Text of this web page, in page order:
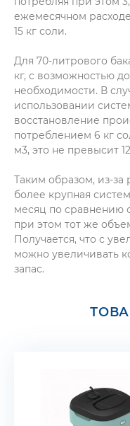
ежемесячном
15 кг соли.
Для 70-литрового
кг, с возможностью
необходимости. В
использовании
восстановление
потреблением 6 кг
м3, это не превысит 12
Таким образом, из-за
более крупная
месяц по сравнению
при этом тот же
Получается, что с
можно увеличивать
запас.
ПОЛУЧИТЬ
Мы не передадим
позвоним и
вопросам,